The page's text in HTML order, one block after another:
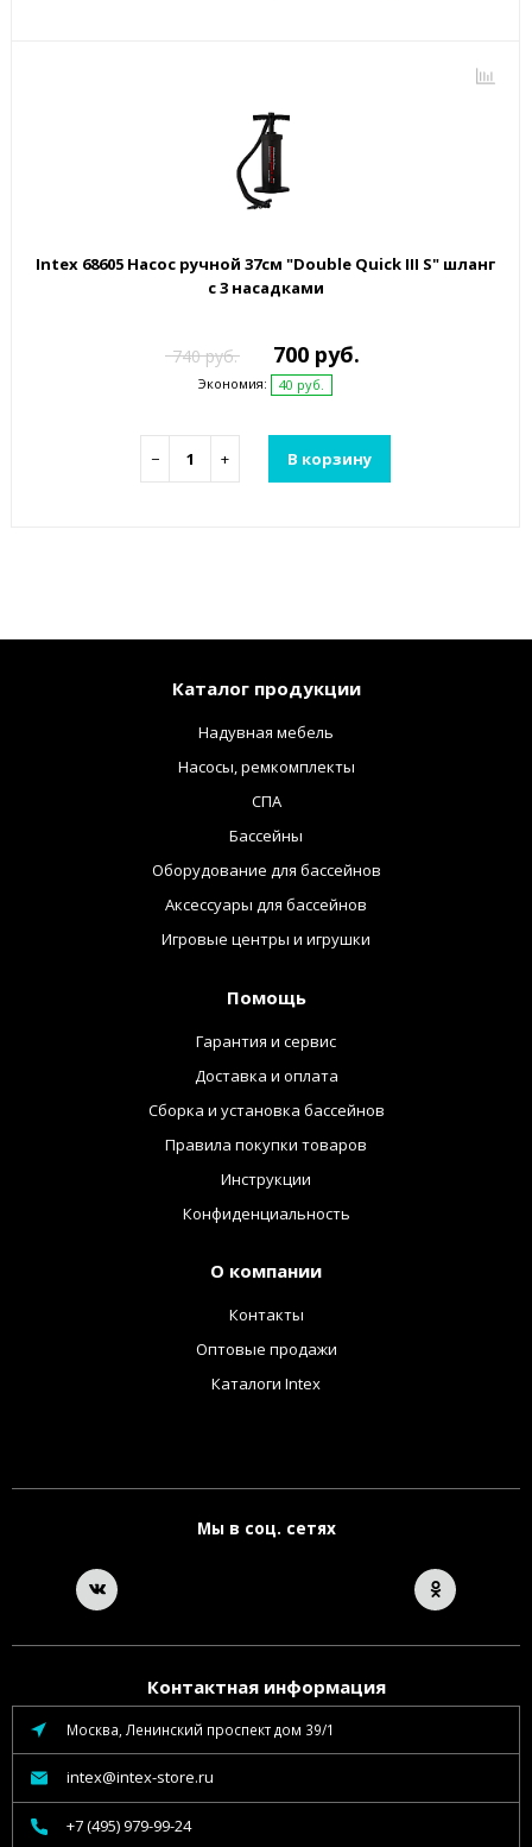
Intex 68605 Насос ручной 37см "Double Quick III S" шланг
с 3 насадками
740 руб. 700 руб.
Экономия: 40 руб.
− + В корзину
Каталог продукции
Надувная мебель
Насосы, ремкомплекты
СПА
Бассейны
Оборудование для бассейнов
Аксессуары для бассейнов
Игровые центры и игрушки
Помощь
Гарантия и сервис
Доставка и оплата
Сборка и установка бассейнов
Правила покупки товаров
Инструкции
Конфиденциальность
О компании
Контакты
Оптовые продажи
Каталоги Intex
Мы в соц. сетях
Контактная информация
Москва, Ленинский проспект дом 39/1
intex@intex-store.ru
+7 (495) 979-99-24